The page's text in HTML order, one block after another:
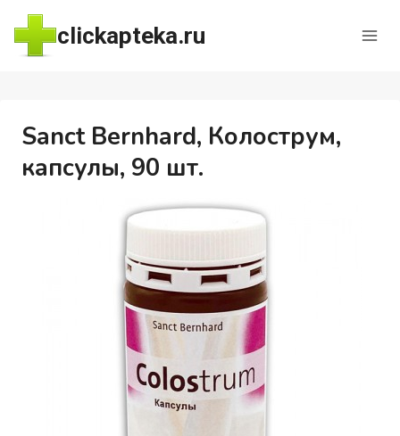
Перейти
содержимому
clickapteka.ru
Sanct Bernhard, Колострум,
капсулы, 90 шт.